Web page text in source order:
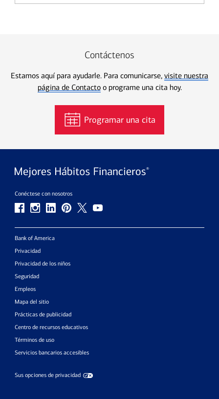
Contáctenos
Estamos aquí para ayudarle. Para comunicarse, visite nuestra
página de Contactoo programe una cita hoy.
Programar una cita
Conéctese con nosotros
Bank of America
Privacidad
Privacidad de los niños
Seguridad
Empleos
Mapa del sitio
Prácticas de publicidad
Centro de recursos educativos
Términos de uso
Servicios bancarios accesibles
Sus opciones de privacidad